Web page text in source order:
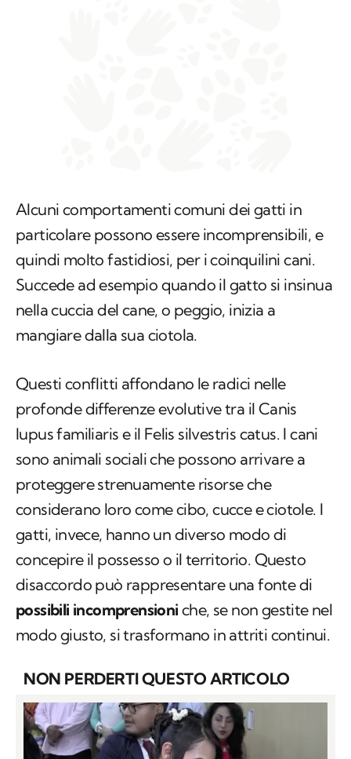
Alcuni comportamenti comuni dei gatti in
particolare possono essere incomprensibili, e
quindi molto fastidiosi, per i coinquilini cani.
Succede ad esempio quando il gatto si insinua
nella cuccia del cane, o peggio, inizia a
mangiare dalla sua ciotola.
Questi conflitti affondano le radici nelle
profonde differenze evolutive tra il Canis
lupus familiaris e il Felis silvestris catus. I cani
sono animali sociali che possono arrivare a
proteggere strenuamente risorse che
considerano loro come cibo, cucce e ciotole. I
gatti, invece, hanno un diverso modo di
concepire il possesso o il territorio. Questo
disaccordo può rappresentare una fonte di
possibili incomprensioni che, se non gestite nel
modo giusto, si trasformano in attriti continui.
NON PERDERTI QUESTO ARTICOLO